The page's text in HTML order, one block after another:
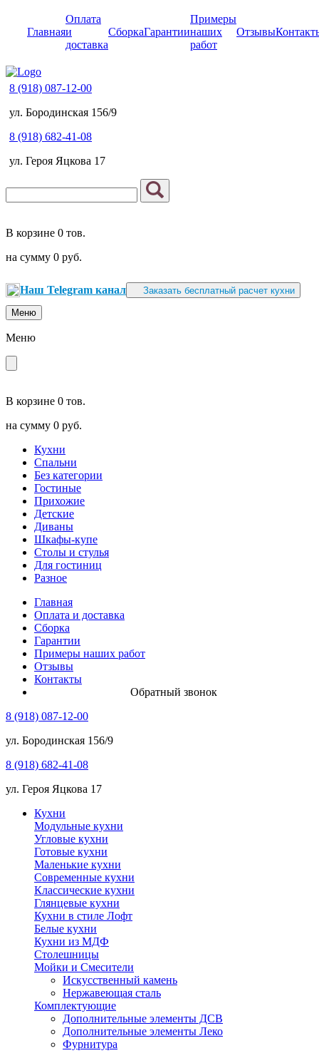
Главная
Оплата
и
доставка
СборкаГарантии
Примеры
наших
работ
Отзывы
8 (918) 087-12-00
ул. Бородинская 156/9
8 (918) 682-41-08
ул. Героя Яцкова 17
В корзине 0 тов.
на сумму 0 руб.
Наш Telegram канал Заказать бесплатный расчет кухни
Меню
Меню
В корзине 0 тов.
на сумму 0 руб.
Кухни
Спальни
Без категории
Гостиные
Прихожие
Детские
Диваны
Шкафы-купе
Столы и стулья
Для гостиниц
Разное
Главная
Оплата и доставка
Сборка
Гарантии
Примеры наших работ
Отзывы
Контакты
Обратный звонок
8 (918) 087-12-00
ул. Бородинская 156/9
8 (918) 682-41-08
ул. Героя Яцкова 17
Кухни
Модульные кухни
Угловые кухни
Готовые кухни
Маленькие кухни
Современные кухни
Классические кухни
Глянцевые кухни
Кухни в стиле Лофт
Белые кухни
Кухни из МДФ
Столешницы
Мойки и Смесители
Искусственный камень
Нержавеющая сталь
Комплектующие
Дополнительные элементы ДСВ
Дополнительные элементы Леко
Фурнитура